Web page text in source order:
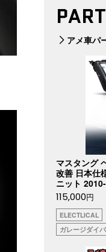
アメ車パ
マスタング
改善 日本仕
ニット
115,000円
ELECTLICAL
ガレージダイ